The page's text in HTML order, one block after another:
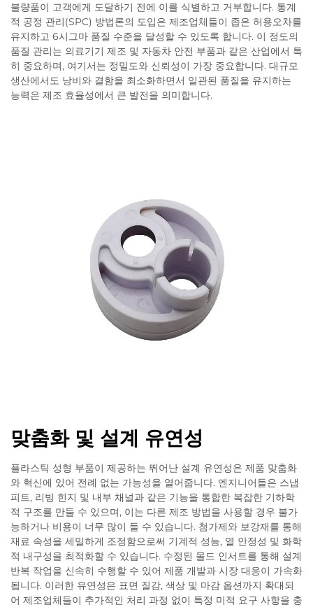
불량품이 고객에게 도달하기 전에 이를 식별하고 거부합니다. 통계
적 공정 관리(SPC) 방법론의 도입은 제조업체들이 좁은 허용오차를
유지하고 6시그마 품질 수준을 달성할 수 있도록 합니다. 이 정도의
품질 관리는 의료기기 제조 및 자동차 안전 부품과 같은 산업에서 특
히 중요하며, 여기서는 정밀도와 신뢰성이 가장 중요합니다. 대규모
생산에서도 낭비와 결함을 최소화하면서 일관된 품질을 유지하는
능력은 제조 효율성에서 큰 발전을 의미합니다.
맞춤화 및 설계 유연성
플라스틱 성형 부품이 제공하는 뛰어난 설계 유연성은 제품 맞춤화
와 혁신에 있어 전례 없는 가능성을 열어줍니다. 엔지니어들은 스냅
피트, 리빙 힌지 및 내부 채널과 같은 기능을 통합한 복잡한 기하학
적 구조를 만들 수 있으며, 이는 다른 제조 방법을 사용할 경우 불가
능하거나 비용이 너무 많이 들 수 있습니다. 첨가제와 보강재를 통해
재료 속성을 세밀하게 조정함으로써 기계적 성능, 열 안정성 및 화학
적 내구성을 최적화할 수 있습니다. 수정된 몰드 인서트를 통해 설계
반복 작업을 신속히 수행할 수 있어 제품 개발과 시장 대응이 가속화
됩니다. 이러한 유연성은 표면 질감, 색상 및 마감 옵션까지 확대되
어 제조업체들이 추가적인 처리 과정 없이 특정 미적 요구 사항을 충